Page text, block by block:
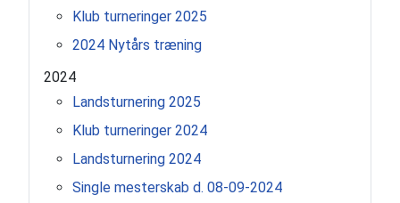
Klub turneringer 2025
2024 Nytårs træning
2024
Landsturnering 2025
Klub turneringer 2024
Landsturnering 2024
Single mesterskab d. 08-09-2024